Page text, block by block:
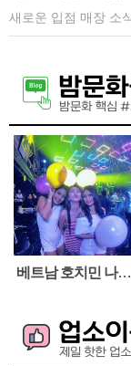
베트남 호치민 나이